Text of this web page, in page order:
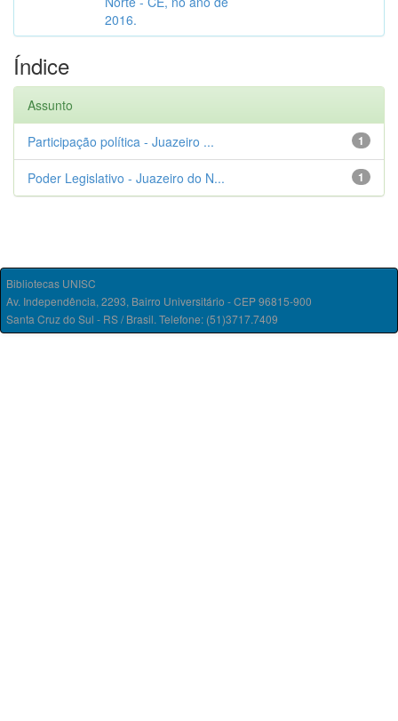
2016.
Índice
Assunto
1
Participação política - Juazeiro ...
1
Poder Legislativo - Juazeiro do N...
Bibliotecas UNISC
Av. Independência, 2293, Bairro Universitário - CEP 96815-900
Santa Cruz do Sul - RS / Brasil. Telefone: (51)3717.7409